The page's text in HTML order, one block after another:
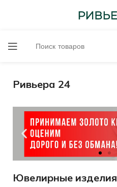
Ривьера 24
до 6300-585 проба
Ювелирные изделия